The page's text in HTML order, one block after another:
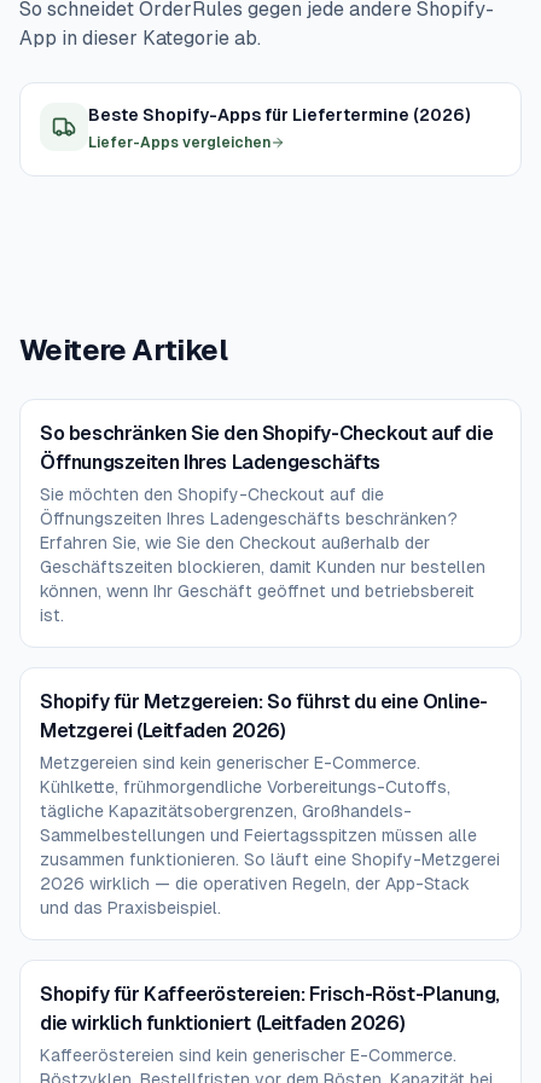
Periode ohne komplette Schließung ab.
off ist, dass Shopify ein größeres App-Ökosystem, mehr
zur Retail-Expansion bietet. Höfe, die ein stationäres
Geschäft, eine Großhandels-Stufe oder Nicht-
Lebensmittel-Produkte hinzufügen wollen, wählen oft
So schneidet OrderRules gegen jede andere Shopify-
App in dieser Kategorie ab.
Beste Shopify-Apps für Liefertermine (2026)
Liefer-Apps vergleichen
Weitere Artikel
So beschränken Sie den Shopify-Checkout auf die
Öffnungszeiten Ihres Ladengeschäfts
Sie möchten den Shopify-Checkout auf die
Öffnungszeiten Ihres Ladengeschäfts beschränken?
Erfahren Sie, wie Sie den Checkout außerhalb der
Geschäftszeiten blockieren, damit Kunden nur bestellen
können, wenn Ihr Geschäft geöffnet und betriebsbereit
ist.
Shopify für Metzgereien: So führst du eine Online-
Metzgerei (Leitfaden 2026)
Metzgereien sind kein generischer E-Commerce.
Kühlkette, frühmorgendliche Vorbereitungs-Cutoffs,
tägliche Kapazitätsobergrenzen, Großhandels-
Sammelbestellungen und Feiertagsspitzen müssen alle
zusammen funktionieren. So läuft eine Shopify-Metzgerei
2026 wirklich — die operativen Regeln, der App-Stack
und das Praxisbeispiel.
Shopify für Kaffeeröstereien: Frisch-Röst-Planung,
die wirklich funktioniert (Leitfaden 2026)
Kaffeeröstereien sind kein generischer E-Commerce.